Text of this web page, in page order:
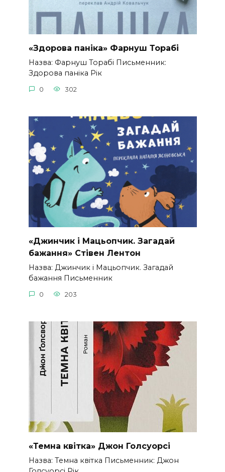
«Здорова паніка» Фарнуш Торабі
Назва: Фарнуш Торабі Письменник:
Здорова паніка Рік
0 302
«Джинчик і Мацьопчик. Загадай
бажання» Стівен Лентон
Назва: Джинчик і Мацьопчик. Загадай
бажання Письменник
0 203
«Темна квітка» Джон Голсуорсі
Назва: Темна квітка Письменник: Джон